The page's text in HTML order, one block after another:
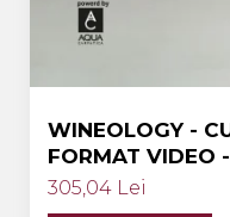
WINEOLOGY -
FORMAT VIDEO
305,04 Lei